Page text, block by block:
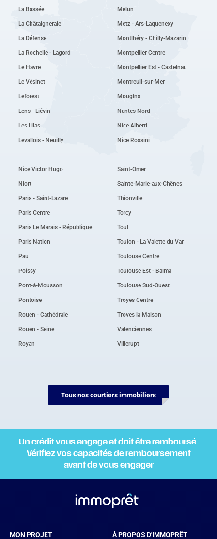
La Bassée
La Châtaigneraie
La Défense
La Rochelle - Lagord
Le Havre
Le Vésinet
Leforest
Lens - Liévin
Les Lilas
Levallois - Neuilly
Melun
Metz - Ars-Laquenexy
Montlhéry - Chilly-Mazarin
Montpellier Centre
Montpellier Est - Castelnau
Montreuil-sur-Mer
Mougins
Nantes Nord
Nice Alberti
Nice Rossini
Nice Victor Hugo
Niort
Paris - Saint-Lazare
Paris Centre
Paris Le Marais - République
Paris Nation
Pau
Poissy
Pont-à-Mousson
Pontoise
Rouen - Cathédrale
Rouen - Seine
Royan
Saint-Omer
Sainte-Marie-aux-Chênes
Thionville
Torcy
Toul
Toulon - La Valette du Var
Toulouse Centre
Toulouse Est - Balma
Toulouse Sud-Ouest
Troyes Centre
Troyes la Maison
Valenciennes
Villerupt
Tous nos courtiers immobiliers
Un crédit vous engage et doit être remboursé.
Vérifiez vos capacités de remboursement
avant de vous engager
MON PROJET À PROPOS D'IMMOPRÊT